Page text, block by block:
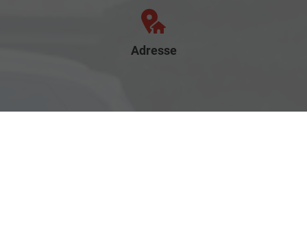
Adresse